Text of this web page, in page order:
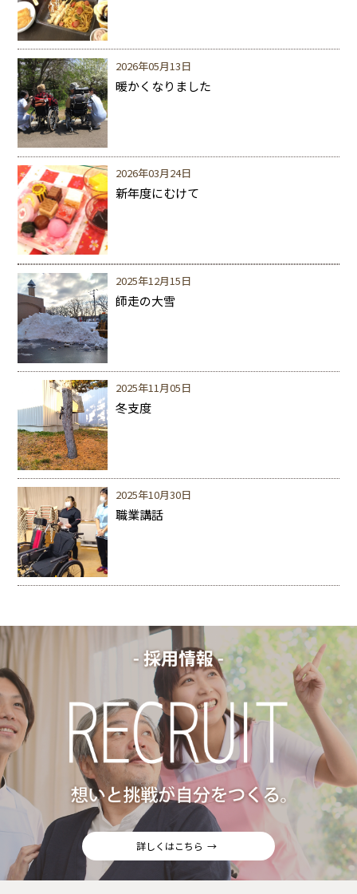
2026年05月13日
暖かくなりました
2026年03月24日
新年度にむけて
2025年12月15日
師走の大雪
2025年11月05日
冬支度
2025年10月30日
職業講話
詳しくはこちら →